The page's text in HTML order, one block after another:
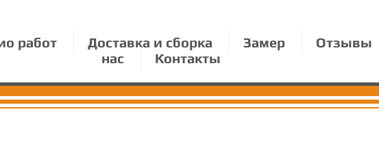
работ Доставка и сборка Замер Отзывы
нас
Контакты